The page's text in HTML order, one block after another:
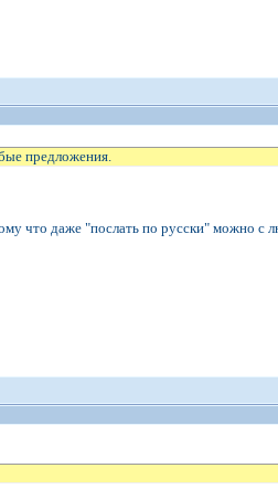
предложения.
что даже "послать по русски" можно с